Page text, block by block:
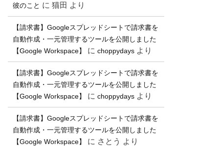
彼のこと に 猫田 より
【請求書】Googleスプレッドシートで請求書を
自動作成・一元管理するツールを公開しました
【Google Workspace】
に choppydays より
【請求書】Googleスプレッドシートで請求書を
自動作成・一元管理するツールを公開しました
【Google Workspace】
に choppydays より
【請求書】Googleスプレッドシートで請求書を
自動作成・一元管理するツールを公開しました
【Google Workspace】
に さとう より